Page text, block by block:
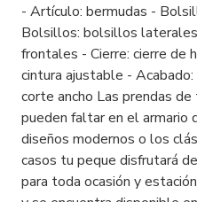
- Artículo: bermudas -
Bolsillos: bolsillos
frontales - Cierre: cierre de
cintura ajustable -
corte ancho Las prendas
pueden faltar en el armario
diseños modernos o los
casos tu peque disfrutará
para toda ocasión y